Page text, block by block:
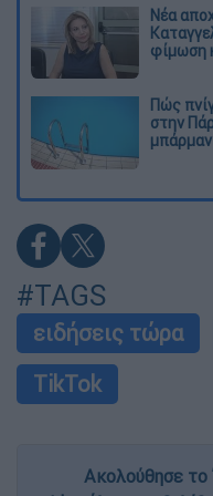
Νέα
φίμωση
Πώς
στην
#TAGS
ειδήσεις τώρα
TikTok
Ακολούθησε το